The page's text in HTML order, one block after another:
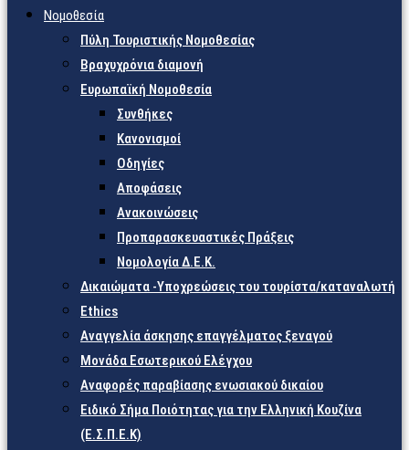
Νομοθεσία
Πύλη Τουριστικής Νομοθεσίας
Βραχυχρόνια διαμονή
Ευρωπαϊκή Νομοθεσία
Συνθήκες
Κανονισμοί
Οδηγίες
Αποφάσεις
Ανακοινώσεις
Προπαρασκευαστικές Πράξεις
Νομολογία Δ.Ε.Κ.
Δικαιώματα -Υποχρεώσεις του τουρίστα/καταναλωτή
Ethics
Αναγγελία άσκησης επαγγέλματος ξεναγού
Μονάδα Εσωτερικού Ελέγχου
Αναφορές παραβίασης ενωσιακού δικαίου
Ειδικό Σήμα Ποιότητας για την Ελληνική Κουζίνα
(Ε.Σ.Π.Ε.Κ)